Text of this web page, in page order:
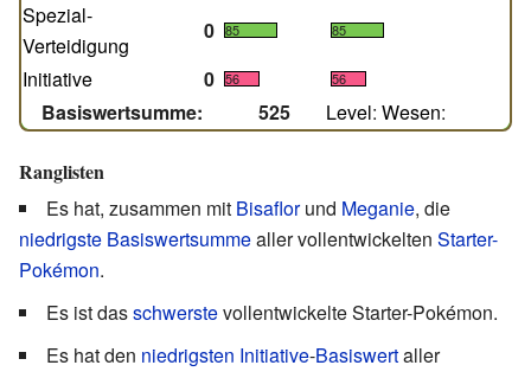
Spezial-
Verteidigung
0 85 85
Initiative 0 56 56
Basiswertsumme: 525 Level: Wesen:
Ranglisten
Es hat, zusammen mit Bisaflorund Meganie, die
niedrigste Basiswertsummealler vollentwickelten Starter-
Pokémon.
Es ist dasschwerstevollentwickelte Starter-Pokémon.
Es hat den niedrigsten Initiative-Basiswertaller